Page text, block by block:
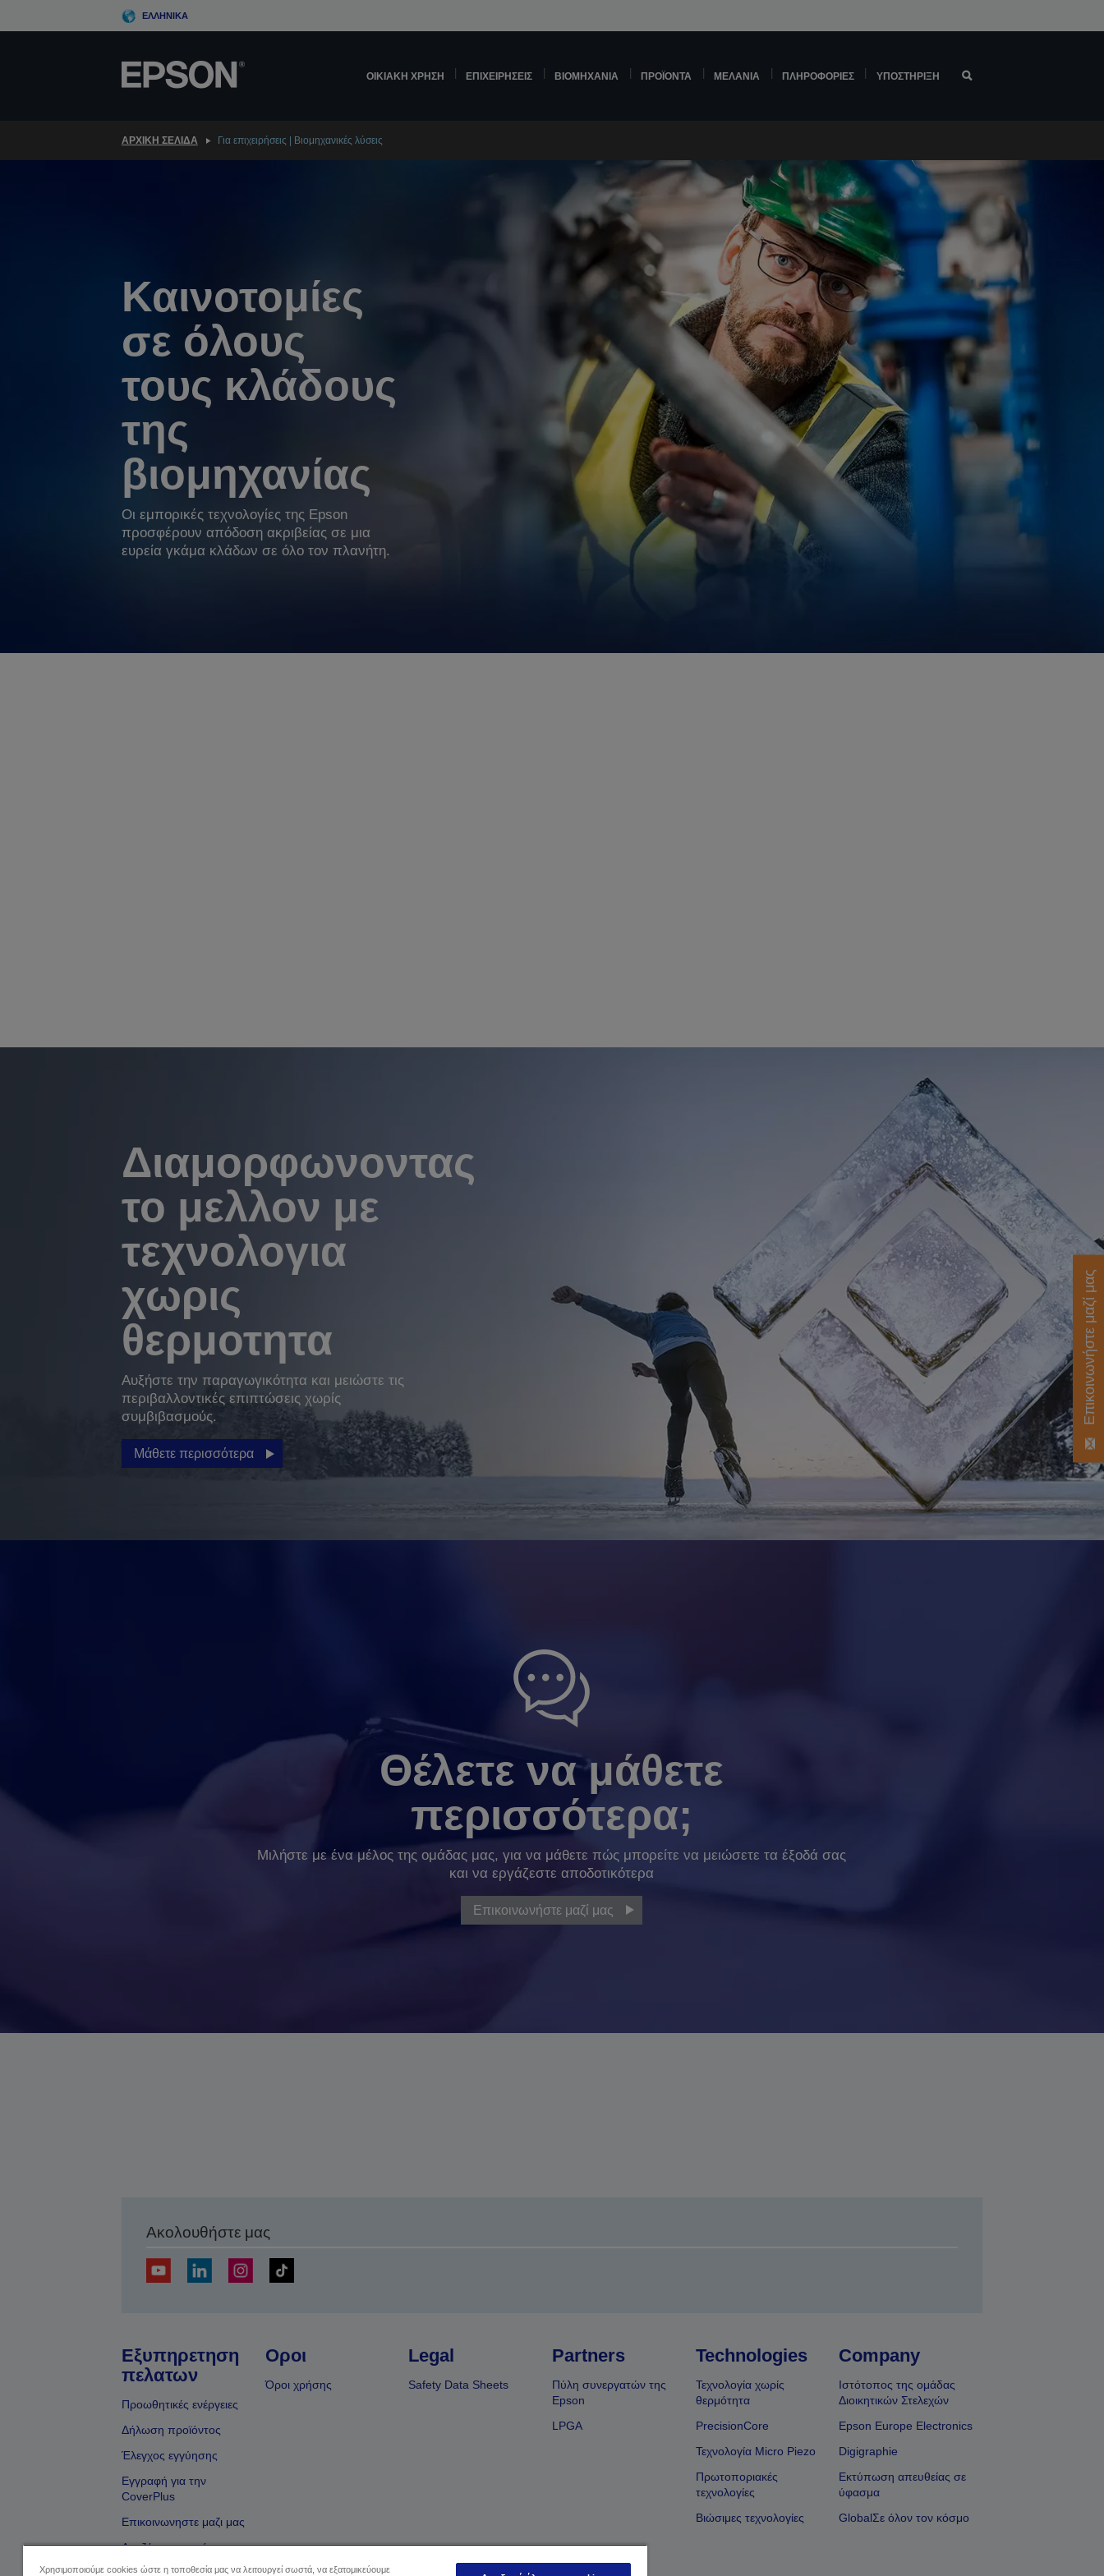
to
ΕΛΛΗΝΙΚΆ
ΟΙΚΙΑΚΉ ΧΡΉΣΗ ΕΠΙΧΕΙΡΉΣΕΙΣ ΒΙΟΜΗΧΑΝΊΑ ΠΡΟΪΌΝΤΑ ΜΕΛΆΝΙΑ ΠΛΗΡΟΦΟΡΊΕΣ ΥΠΟΣΤΉΡΙΞΗ
ΑΡΧΙΚΗ ΣΕΛΙΔΑ Για επιχειρήσεις | Βιομηχανικές λύσεις
Επικοινωνήστε μαζί μας
Καινοτομίες
σε όλους
τους κλάδους
της
βιομηχανίας
Οι εμπορικές τεχνολογίες της Epson
προσφέρουν απόδοση ακριβείας σε μια
ευρεία γκάμα κλάδων σε όλο τον πλανήτη.
Διαμορφωνοντας
το μελλον με
τεχνολογια
χωρις
θερμοτητα
Αυξήστε την παραγωγικότητα και μειώστε τις
περιβαλλοντικές επιπτώσεις χωρίς
συμβιβασμούς.
Μάθετε περισσότερα
Θέλετε να μάθετε
περισσότερα;
Μιλήστε με ένα μέλος της ομάδας μας, για να μάθετε πώς μπορείτε να μειώσετε τα έξοδά σας
και να εργάζεστε αποδοτικότερα
Επικοινωνήστε μαζί μας
Ακολουθήστε μας
Εξυπηρετηση
πελατων
Προωθητικές ενέργειες
Δήλωση προϊόντος
Έλεγχος εγγύησης
Εγγραφή για την
CoverPlus
Επικοινωνηστε μαζι μας
Αναζήτηση εμπόρου
Οροι
Όροι χρήσης
Legal
Safety Data Sheets
Partners
Πύλη συνεργατών της
Epson
LPGA
Technologies
Τεχνολογία χωρίς
θερμότητα
PrecisionCore
Τεχνολογία Micro Piezo
Πρωτοποριακές
τεχνολογίες
Βιώσιμες τεχνολογίες
Company
Ιστότοπος της ομάδας
Διοικητικών Στελεχών
Epson Europe Electronics
Digigraphie
Εκτύπωση απευθείας σε
ύφασμα
GlobalΣε όλον τον κόσμο
Χρησιμοποιούμε cookies ώστε η τοποθεσία μας να λειτουργεί σωστά, να εξατομικεύουμε